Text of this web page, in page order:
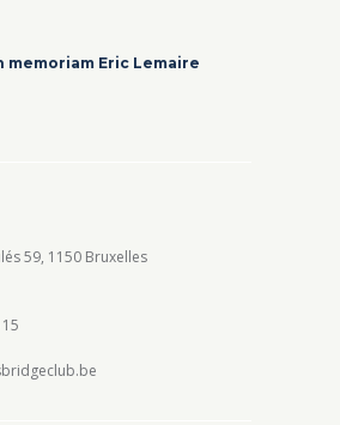
memoriam Eric Lemaire
59, 1150 Bruxelles